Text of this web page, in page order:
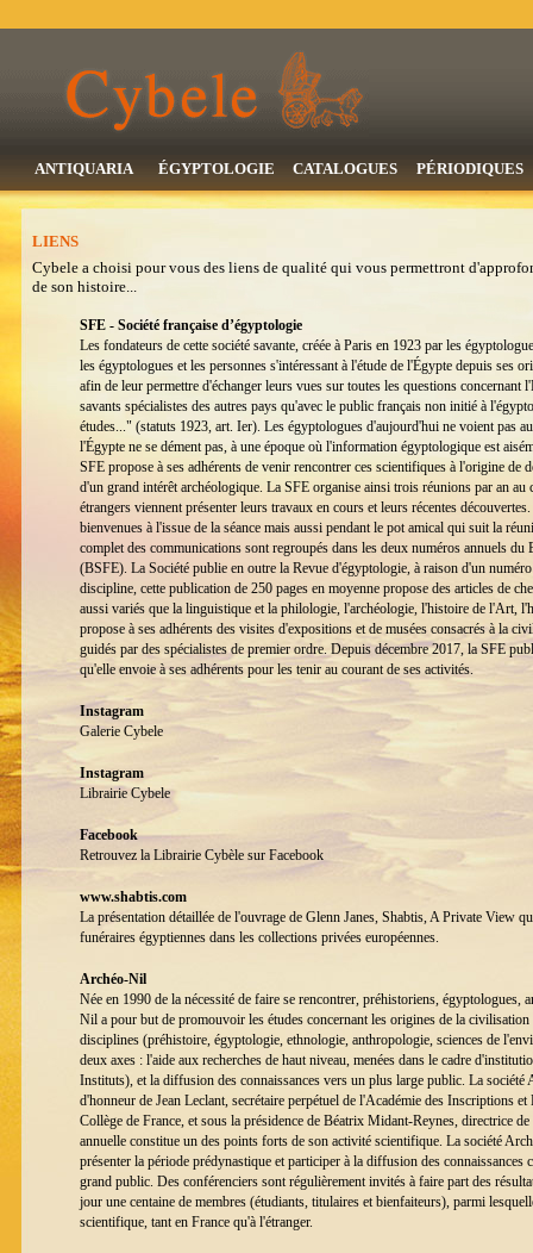
ANTIQUARIA ÉGYPTOLOGIE CATALOGUES PÉRIODIQUES
LIENS
Cybele a choisi pour vous des liens de qualité qui vous permettront
de son histoire...
SFE - Société française d’égyptologie
Les fondateurs de cette société savante, créée à Paris en 1923 par les
les égyptologues et les personnes s'intéressant à l'étude de l'Égypte depuis ses
afin de leur permettre d'échanger leurs vues sur toutes les questions concernant
savants spécialistes des autres pays qu'avec le public français non initié à
études..." (statuts 1923, art. Ier). Les égyptologues d'aujourd'hui ne voient pas
l'Égypte ne se dément pas, à une époque où l'information égyptologique est
SFE propose à ses adhérents de venir rencontrer ces scientifiques à l'origine de
d'un grand intérêt archéologique. La SFE organise ainsi trois réunions par an au
étrangers viennent présenter leurs travaux en cours et leurs récentes
bienvenues à l'issue de la séance mais aussi pendant le pot amical qui suit la
complet des communications sont regroupés dans les deux numéros annuels
(BSFE). La Société publie en outre la Revue d'égyptologie, à raison d'un
discipline, cette publication de 250 pages en moyenne propose des articles de
aussi variés que la linguistique et la philologie, l'archéologie, l'histoire de l'Art,
propose à ses adhérents des visites d'expositions et de musées consacrés à la
guidés par des spécialistes de premier ordre. Depuis décembre 2017, la SFE
qu'elle envoie à ses adhérents pour les tenir au courant de ses activités.
Instagram
Galerie Cybele
Instagram
Librairie Cybele
Facebook
Retrouvez la Librairie Cybèle sur Facebook
www.shabtis.com
La présentation détaillée de l'ouvrage de Glenn Janes, Shabtis, A Private View
funéraires égyptiennes dans les collections privées européennes.
Archéo-Nil
Née en 1990 de la nécessité de faire se rencontrer, préhistoriens, égyptologues,
Nil a pour but de promouvoir les études concernant les origines de la
disciplines (préhistoire, égyptologie, ethnologie, anthropologie, sciences de
deux axes : l'aide aux recherches de haut niveau, menées dans le cadre
Instituts), et la diffusion des connaissances vers un plus large public. La société
d'honneur de Jean Leclant, secrétaire perpétuel de l'Académie des Inscriptions
Collège de France, et sous la présidence de Béatrix Midant-Reynes, directrice
annuelle constitue un des points forts de son activité scientifique. La société
présenter la période prédynastique et participer à la diffusion des connaissances
grand public. Des conférenciers sont régulièrement invités à faire part des
jour une centaine de membres (étudiants, titulaires et bienfaiteurs), parmi
scientifique, tant en France qu'à l'étranger.